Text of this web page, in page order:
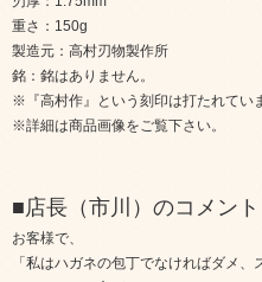
重さ：150g
製造元：高村刃物製作所
銘：銘はありません。
※『高村作』という刻印は打たれてい
※詳細は商品画像をご覧下さい。
■店長（市川）のコメント
お客様で、
「私はハガネの包丁でなければダメ、